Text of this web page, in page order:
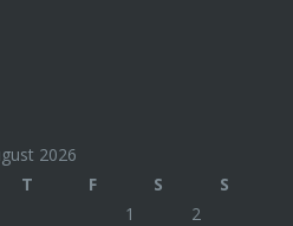
2026
T F S
S
1
2